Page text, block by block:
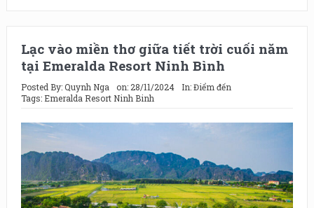
Lạc vào miền thơ giữa tiết trời cuối năm
tại Emeralda Resort Ninh Bình
Posted By:Quynh Nga on: 28/11/2024 In:Điểm đến
Tags: Emeralda Resort Ninh Binh